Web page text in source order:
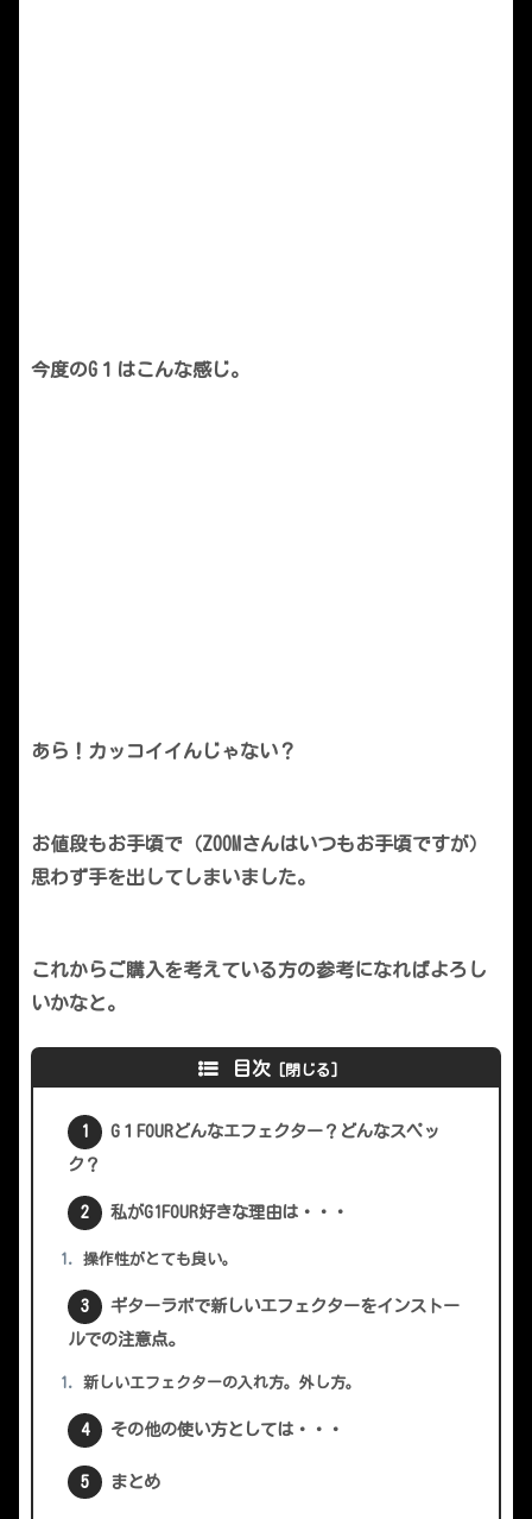
今度のG１はこんな感じ。
あら！カッコイイんじゃない？
お値段もお手頃で（ZOOMさんはいつもお手頃ですが）
思わず手を出してしまいました。
これからご購入を考えている方の参考になればよろし
いかなと。
目次
G１FOURどんなエフェクター？どんなスペッ
ク？
私がG1FOUR好きな理由は・・・
操作性がとても良い。
ギターラボで新しいエフェクターをインストー
ルでの注意点。
新しいエフェクターの入れ方。外し方。
その他の使い方としては・・・
まとめ